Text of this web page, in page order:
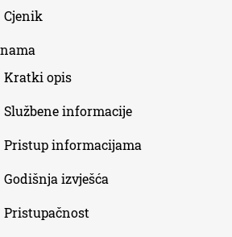
Cjenik
Kratki opis
Službene informacije
Pristup informacijama
Godišnja izvješća
Pristupačnost